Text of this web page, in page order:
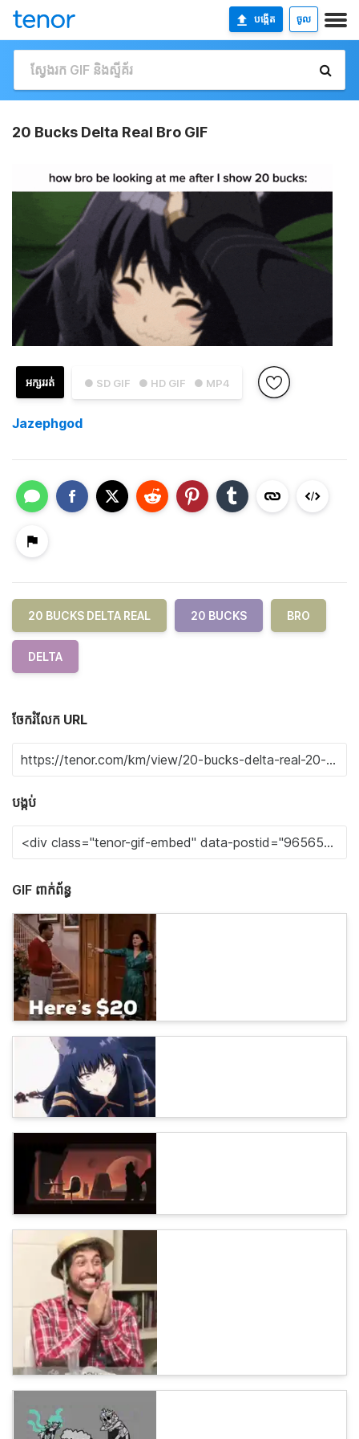
បង្កើត ចូល
20 Bucks Delta Real Bro GIF
● SD GIF ● HD GIF ● MP4
អក្សររត់
Jazephgod
20 BUCKS DELTA REAL 20 BUCKS BRO
DELTA
ចែករំលែក URL
បង្កប់
GIF ពាក់ព័ន្ធ